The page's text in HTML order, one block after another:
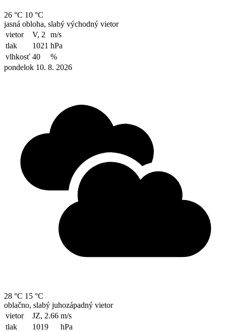
26 °C 10 °C
jasná obloha, slabý východný vietor
vietor
V, 2
m/s
tlak
1021 hPa
vlhkosť 40
%
pondelok 10. 8. 2026
28 °C 15 °C
oblačno, slabý juhozápadný vietor
vietor
JZ, 2.66 m/s
tlak
1019
hPa